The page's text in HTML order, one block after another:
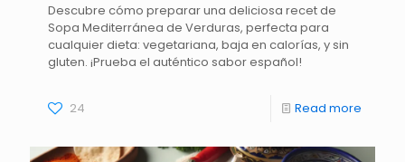
Descubre cómo preparar una deliciosa recet de
Sopa Mediterránea de Verduras, perfecta para
cualquier dieta: vegetariana, baja en calorías, y sin
gluten. ¡Prueba el auténtico sabor español!
24 Read more